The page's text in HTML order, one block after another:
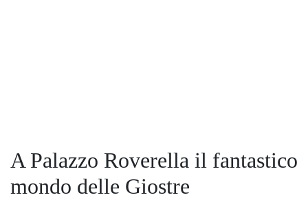
A Palazzo Roverella il fantastico
mondo delle Giostre